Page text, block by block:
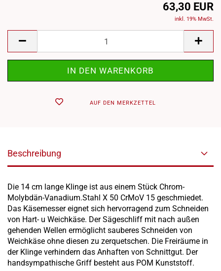
63,30 EUR
inkl. 19% MwSt.
AUF DEN MERKZETTEL
Beschreibung
Die 14 cm lange Klinge ist aus einem Stück Chrom-
Molybdän-Vanadium.Stahl X 50 CrMoV 15 geschmiedet.
Das Käsemesser eignet sich hervorragend zum Schneiden
von Hart- u Weichkäse. Der Sägeschliff mit nach außen
gehenden Wellen ermöglicht sauberes Schneiden von
Weichkäse ohne diesen zu zerquetschen. Die Freiräume in
der Klinge verhindern das Anhaften von Schnittgut. Der
handsympathische Griff besteht aus POM Kunststoff.